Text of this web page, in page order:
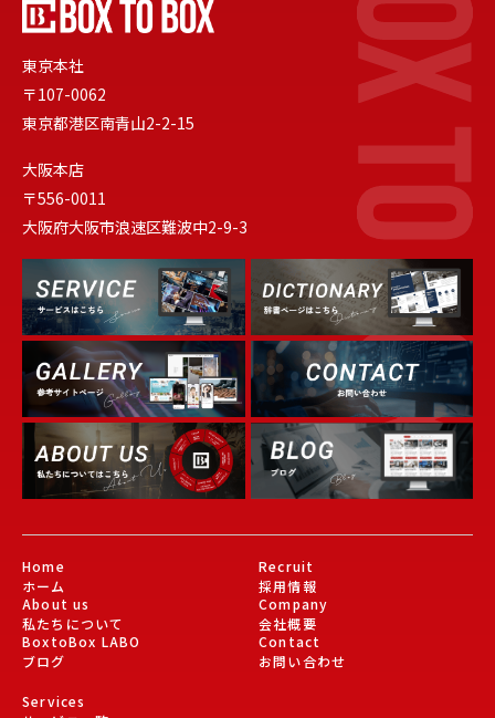
東京本社
〒107-0062
東京都港区南青山2-2-15
大阪本店
〒556-0011
大阪府大阪市浪速区難波中2-9-3
Service Dictionary
Gallery
About Us Blog
Home
ホーム
About us
私たちについて
BoxtoBox LABO
ブログ
Recruit
採用情報
Company
会社概要
Contact
お問い合わせ
Services